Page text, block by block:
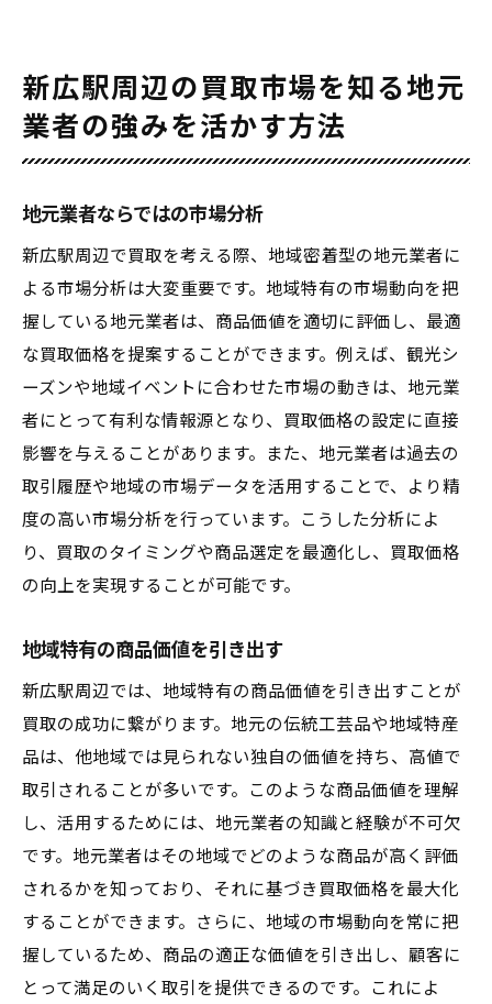
新広駅周辺の買取市場を知る地元
業者の強みを活かす方法
地元業者ならではの市場分析
新広駅周辺で買取を考える際、地域密着型の地元業者に
よる市場分析は大変重要です。地域特有の市場動向を把
握している地元業者は、商品価値を適切に評価し、最適
な買取価格を提案することができます。例えば、観光シ
ーズンや地域イベントに合わせた市場の動きは、地元業
者にとって有利な情報源となり、買取価格の設定に直接
影響を与えることがあります。また、地元業者は過去の
取引履歴や地域の市場データを活用することで、より精
度の高い市場分析を行っています。こうした分析によ
り、買取のタイミングや商品選定を最適化し、買取価格
の向上を実現することが可能です。
地域特有の商品価値を引き出す
新広駅周辺では、地域特有の商品価値を引き出すことが
買取の成功に繋がります。地元の伝統工芸品や地域特産
品は、他地域では見られない独自の価値を持ち、高値で
取引されることが多いです。このような商品価値を理解
し、活用するためには、地元業者の知識と経験が不可欠
です。地元業者はその地域でどのような商品が高く評価
されるかを知っており、それに基づき買取価格を最大化
することができます。さらに、地域の市場動向を常に把
握しているため、商品の適正な価値を引き出し、顧客に
とって満足のいく取引を提供できるのです。これによ